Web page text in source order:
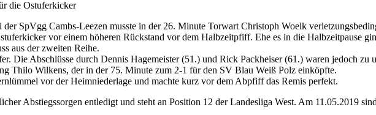
die Ostuferkicker
SpVgg Cambs-Leezen musste in der 26. Minute Torwart Christoph Woelk
vor einem höheren Rückstand vor dem Halbzeitpfiff. Ehe es in die Halbzeitpause
aus der zweiten Reihe.
Die Abschlüsse durch Dennis Hagemeister (51.) und Rick Packheiser (61.) waren jedoch zu
Thilo Wilkens, der in der 75. Minute zum 2-1 für den SV Blau Weiß Polz einköpfte.
vor der Heimniederlage und machte kurz vor dem Abpfiff das Remis perfekt.
Abstiegssorgen entledigt und steht an Position 12 der Landesliga West. Am 11.05.2019